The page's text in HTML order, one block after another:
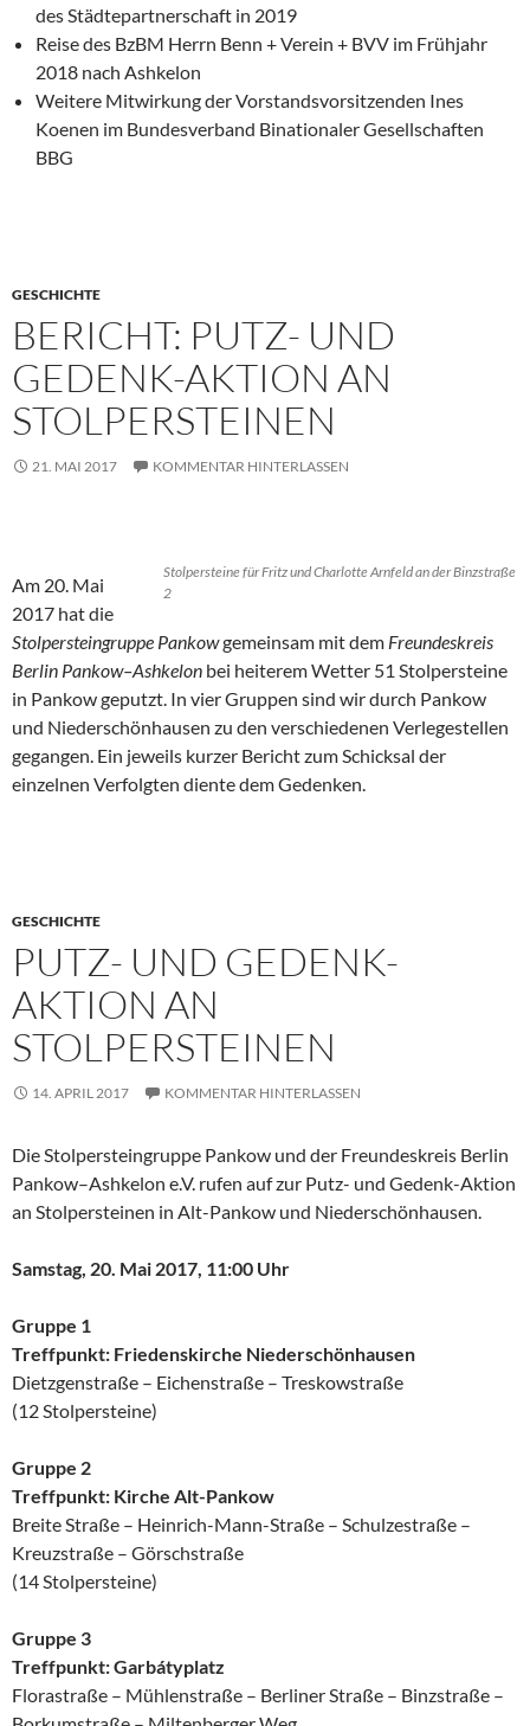
des Städtepartnerschaft in 2019
Reise des BzBM Herrn Benn + Verein + BVV im Frühjahr
2018 nach Ashkelon
Weitere Mitwirkung der Vorstandsvorsitzenden Ines
Koenen im Bundesverband Binationaler Gesellschaften
BBG
GESCHICHTE
BERICHT: PUTZ- UND
GEDENK-AKTION AN
STOLPERSTEINEN
21. MAI 2017 KOMMENTAR HINTERLASSEN
Stolpersteine für Fritz und Charlotte Arnfeld an der Binzstraße
2
Am 20. Mai
2017 hat die
Stolpersteingruppe Pankowgemeinsam mit dem Freundeskreis
Berlin Pankow–Ashkelon bei heiterem Wetter 51 Stolpersteine
in Pankow geputzt. In vier Gruppen sind wir durch Pankow
und Niederschönhausen zu den verschiedenen Verlegestellen
gegangen. Ein jeweils kurzer Bericht zum Schicksal der
einzelnen Verfolgten diente dem Gedenken.
GESCHICHTE
PUTZ- UND GEDENK-
AKTION AN
STOLPERSTEINEN
14. APRIL 2017 KOMMENTAR HINTERLASSEN
Die Stolpersteingruppe Pankow und der Freundeskreis Berlin
Pankow–Ashkelon e.V. rufen auf zur Putz- und Gedenk-Aktion
an Stolpersteinen in Alt-Pankow und Niederschönhausen.
Samstag, 20. Mai 2017, 11:00 Uhr
Gruppe 1
Treffpunkt: Friedenskirche Niederschönhausen
Dietzgenstraße – Eichenstraße – Treskowstraße
(12 Stolpersteine)
Gruppe 2
Treffpunkt: Kirche Alt-Pankow
Breite Straße – Heinrich-Mann-Straße – Schulzestraße –
Kreuzstraße – Görschstraße
(14 Stolpersteine)
Gruppe 3
Treffpunkt: Garbátyplatz
Florastraße – Mühlenstraße – Berliner Straße – Binzstraße –